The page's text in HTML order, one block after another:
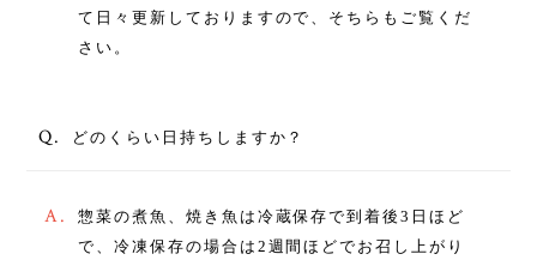
て日々更新しておりますので、そちらもご覧くだ
さい。
Q. どのくらい日持ちしますか？
A.
惣菜の煮魚、焼き魚は冷蔵保存で到着後3日ほど
で、冷凍保存の場合は2週間ほどでお召し上がり